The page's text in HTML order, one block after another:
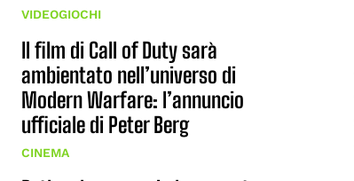
VIDEOGIOCHI
Il film di Call of Duty sarà
ambientato nell’universo di
Modern Warfare: l’annuncio
ufficiale di Peter Berg
CINEMA